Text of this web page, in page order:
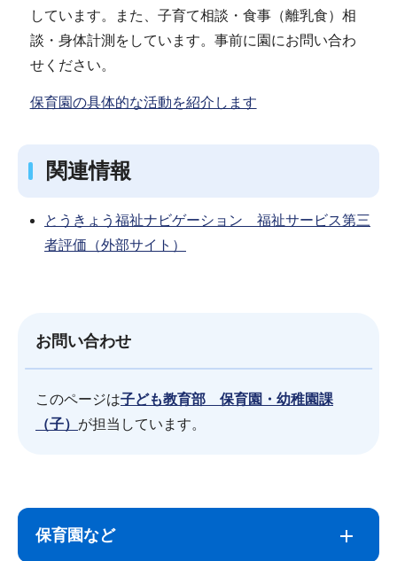
しています。また、子育て相談・食事（離乳食）相
談・身体計測をしています。事前に園にお問い合わ
せください。
保育園の具体的な活動を紹介します
関連情報
とうきょう福祉ナビゲーション 福祉サービス第三
者評価（外部サイト）
お問い合わせ
このページは子ども教育部 保育園・幼稚園課
（子） が担当しています。
こ
保育園など